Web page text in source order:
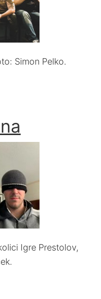
Simon Pelko.
Igre Prestolov,